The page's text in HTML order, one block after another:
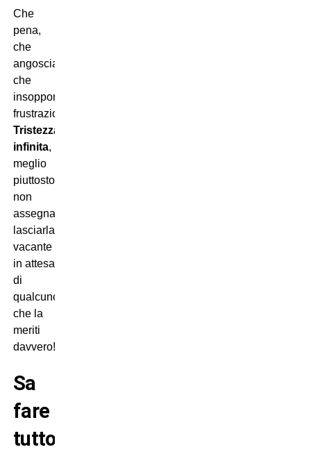
Che
pena,
che
angoscia,
che
insopportabile
frustrazione!
Tristezza
infinita,
meglio
piuttosto
non
assegnarla,
lasciarla
vacante
in attesa
di
qualcuno
che la
meriti
davvero!
Sa
fare
tutto,